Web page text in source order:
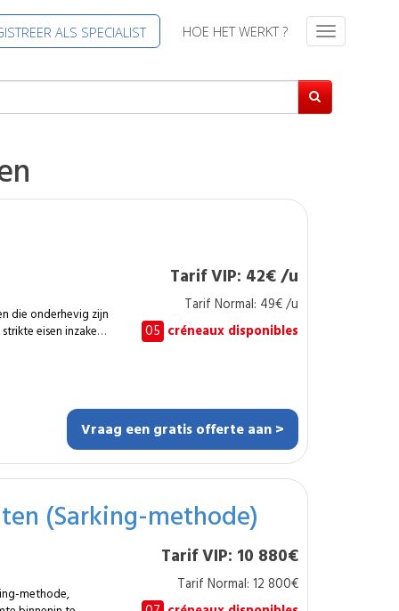
ALS SPECIALIST HOE HET WERKT ?
T
g
l
die onderhevig zijn
eisen inzake
:
ter plaatse.
situaties?
beperkt?
Tarif VIP: 42€ /u
Tarif Normal: 49€ /u
05 créneaux disponibles
Vraag een gratis offerte aan >
(Sarking-methode)
methode,
Tarif VIP: 10 880€
Tarif Normal: 12 800€